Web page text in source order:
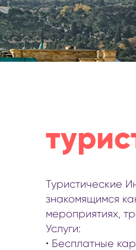
национальные
пеший туризм в
отдых и
Туристические
знакомящимся
мероприятиях,
Услуги:
• Бесплатные